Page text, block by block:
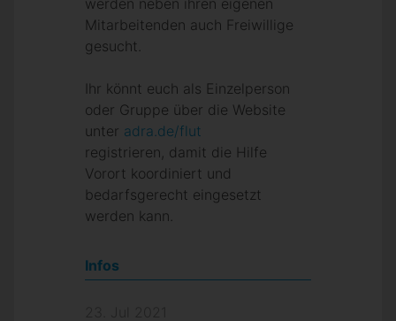
werden neben ihren eigenen
Mitarbeitenden auch Freiwillige
gesucht.
Ihr könnt euch als Einzelperson
oder Gruppe über die Website
unter adra.de/flut
registrieren, damit die Hilfe
Vorort koordiniert und
bedarfsgerecht eingesetzt
werden kann.
Infos